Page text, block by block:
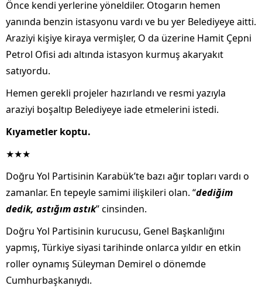
Önce kendi yerlerine yöneldiler. Otogarın hemen
yanında benzin istasyonu vardı ve bu yer Belediyeye aitti.
Araziyi kişiye kiraya vermişler, O da üzerine Hamit Çepni
Petrol Ofisi adı altında istasyon kurmuş akaryakıt
satıyordu.
Hemen gerekli projeler hazırlandı ve resmi yazıyla
araziyi boşaltıp Belediyeye iade etmelerini istedi.
Kıyametler koptu.
★★★
Doğru Yol Partisinin Karabük’te bazı ağır topları vardı o
zamanlar. En tepeyle samimi ilişkileri olan. “dediğim
dedik, astığım astık” cinsinden.
Doğru Yol Partisinin kurucusu, Genel Başkanlığını
yapmış, Türkiye siyasi tarihinde onlarca yıldır en etkin
roller oynamış Süleyman Demirel o dönemde
Cumhurbaşkanıydı.